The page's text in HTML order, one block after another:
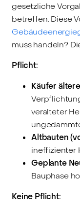
gesetzliche
betreffen. Diese
muss handeln?
Pflicht:
Käufer
veralteter
Altbauten
ineffizienter
Geplante
Bauphase
Keine Pflicht: